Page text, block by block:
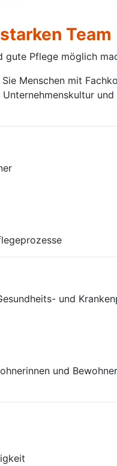
Team
Pflege möglich
Menschen mit
und
und